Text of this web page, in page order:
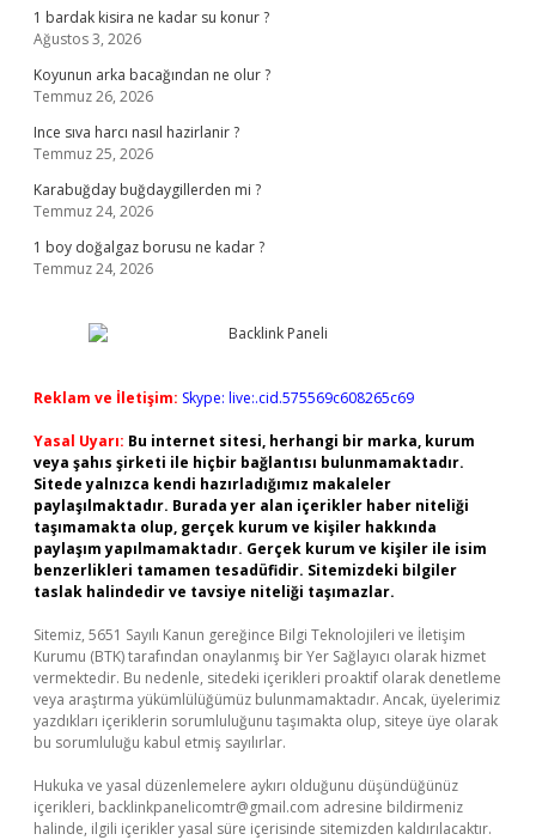
1 bardak kisira ne kadar su konur ?
Ağustos 3, 2026
Koyunun arka bacağından ne olur ?
Temmuz 26, 2026
Ince sıva harcı nasıl hazirlanir ?
Temmuz 25, 2026
Karabuğday buğdaygillerden mi ?
Temmuz 24, 2026
1 boy doğalgaz borusu ne kadar ?
Temmuz 24, 2026
Reklam ve İletişim: Skype: live:.cid.575569c608265c69
Yasal Uyarı: Bu internet sitesi, herhangi bir marka, kurum
veya şahıs şirketi ile hiçbir bağlantısı bulunmamaktadır.
Sitede yalnızca kendi hazırladığımız makaleler
paylaşılmaktadır. Burada yer alan içerikler haber niteliği
taşımamakta olup, gerçek kurum ve kişiler hakkında
paylaşım yapılmamaktadır. Gerçek kurum ve kişiler ile isim
benzerlikleri tamamen tesadüfidir. Sitemizdeki bilgiler
taslak halindedir ve tavsiye niteliği taşımazlar.
Sitemiz, 5651 Sayılı Kanun gereğince Bilgi Teknolojileri ve İletişim
Kurumu (BTK) tarafından onaylanmış bir Yer Sağlayıcı olarak hizmet
vermektedir. Bu nedenle, sitedeki içerikleri proaktif olarak denetleme
veya araştırma yükümlülüğümüz bulunmamaktadır. Ancak, üyelerimiz
yazdıkları içeriklerin sorumluluğunu taşımakta olup, siteye üye olarak
bu sorumluluğu kabul etmiş sayılırlar.
Hukuka ve yasal düzenlemelere aykırı olduğunu düşündüğünüz
içerikleri, backlinkpanelicomtr@gmail.com adresine bildirmeniz
halinde, ilgili içerikler yasal süre içerisinde sitemizden kaldırılacaktır.